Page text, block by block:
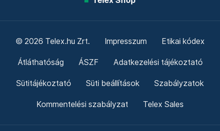
© 2026 Telex.hu Zrt. Impresszum Etikai kódex
Átláthatóság ÁSZF Adatkezelési tájékoztató
Sütitájékoztató Süti beállítások Szabályzatok
Kommentelési szabályzat Telex Sales